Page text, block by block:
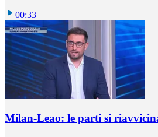
00:33
Milan-Leao: le parti si